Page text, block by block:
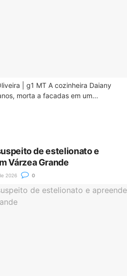
| g1 MT A cozinheira Daiany
morta a facadas em um...
de estelionato e
Várzea Grande
2026 0